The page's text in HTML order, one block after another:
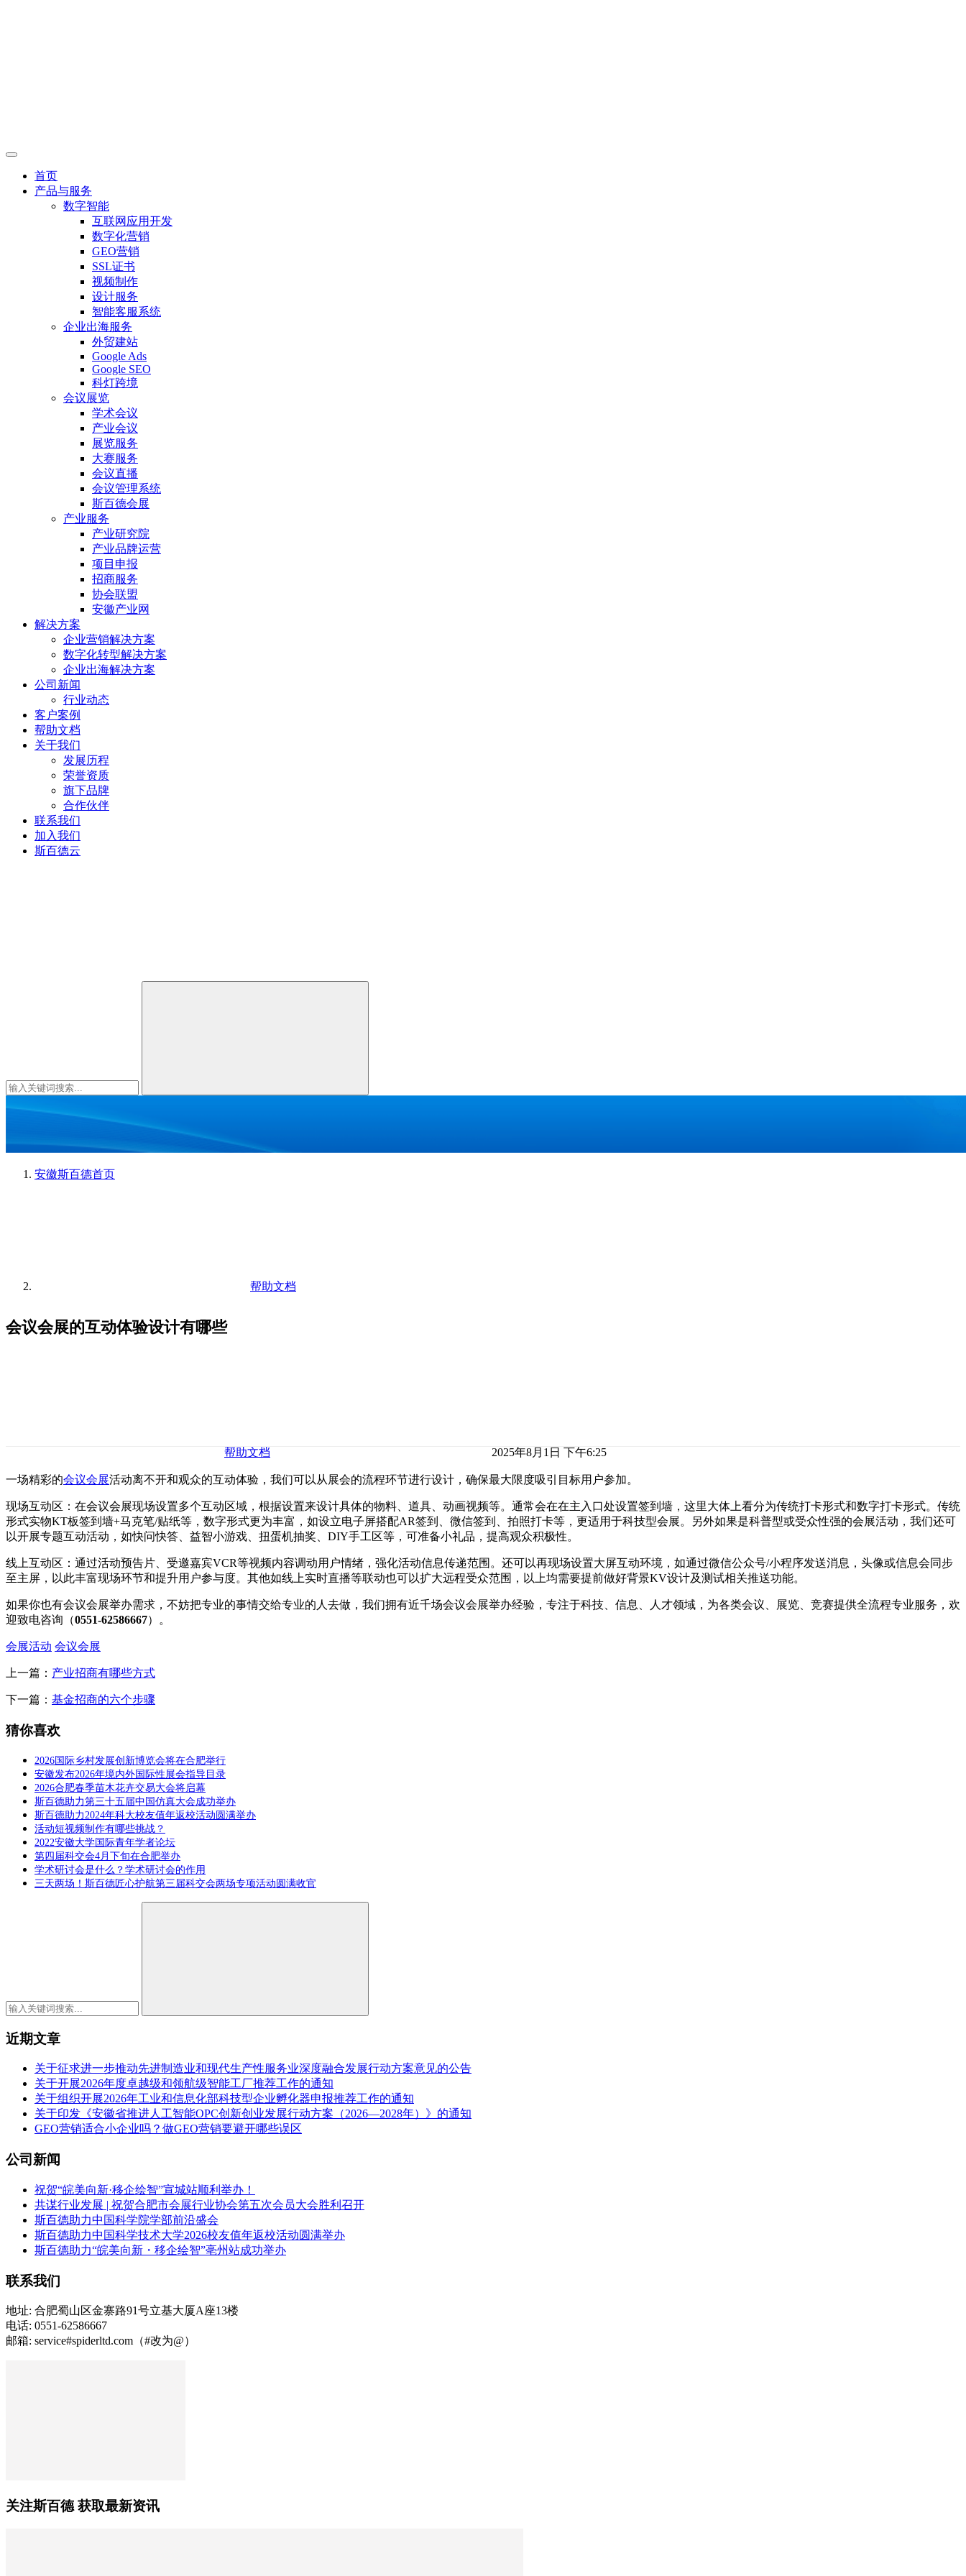
首页
产品与服务
数字智能
互联网应用开发
数字化营销
GEO营销
SSL证书
视频制作
设计服务
智能客服系统
企业出海服务
外贸建站
Google Ads
Google SEO
科灯跨境
会议展览
学术会议
产业会议
展览服务
大赛服务
会议直播
会议管理系统
斯百德会展
产业服务
产业研究院
产业品牌运营
项目申报
招商服务
协会联盟
安徽产业网
解决方案
企业营销解决方案
数字化转型解决方案
企业出海解决方案
公司新闻
行业动态
客户案例
帮助文档
关于我们
发展历程
荣誉资质
旗下品牌
合作伙伴
联系我们
加入我们
斯百德云
安徽斯百德首页
帮助文档
会议会展的互动体验设计有哪些
帮助文档 2025年8月1日 下午6:25
一场精彩的会议会展活动离不开和观众的互动体验，我们可以从展会的流程环节进行设计，确保最大限度吸引目标用户参加。
现场互动区：在会议会展现场设置多个互动区域，根据设置来设计具体的物料、道具、动画视频等。通常会在在主入口处设置签到墙，这里大体上看分为传统打卡形式和数字打卡形式。传统
形式实物KT板签到墙+马克笔/贴纸等，数字形式更为丰富，如设立电子屏搭配AR签到、微信签到、拍照打卡等，更适用于科技型会展。另外如果是科普型或受众性强的会展活动，我们还可
以开展专题互动活动，如快问快答、益智小游戏、扭蛋机抽奖、DIY手工区等，可准备小礼品，提高观众积极性。
线上互动区：通过活动预告片、受邀嘉宾VCR等视频内容调动用户情绪，强化活动信息传递范围。还可以再现场设置大屏互动环境，如通过微信公众号/小程序发送消息，头像或信息会同步
至主屏，以此丰富现场环节和提升用户参与度。其他如线上实时直播等联动也可以扩大远程受众范围，以上均需要提前做好背景KV设计及测试相关推送功能。
如果你也有会议会展举办需求，不妨把专业的事情交给专业的人去做，我们拥有近千场会议会展举办经验，专注于科技、信息、人才领域，为各类会议、展览、竞赛提供全流程专业服务，欢
迎致电咨询（0551-62586667）。
会展活动 会议会展
上一篇： 产业招商有哪些方式
下一篇： 基金招商的六个步骤
猜你喜欢
2026国际乡村发展创新博览会将在合肥举行
安徽发布2026年境内外国际性展会指导目录
2026合肥春季苗木花卉交易大会将启幕
斯百德助力第三十五届中国仿真大会成功举办
斯百德助力2024年科大校友值年返校活动圆满举办
活动短视频制作有哪些挑战？
2022安徽大学国际青年学者论坛
第四届科交会4月下旬在合肥举办
学术研讨会是什么？学术研讨会的作用
三天两场！斯百德匠心护航第三届科交会两场专项活动圆满收官
近期文章
关于征求进一步推动先进制造业和现代生产性服务业深度融合发展行动方案意见的公告
关于开展2026年度卓越级和领航级智能工厂推荐工作的通知
关于组织开展2026年工业和信息化部科技型企业孵化器申报推荐工作的通知
关于印发《安徽省推进人工智能OPC创新创业发展行动方案（2026—2028年）》的通知
GEO营销适合小企业吗？做GEO营销要避开哪些误区
公司新闻
祝贺“皖美向新·移企绘智”宣城站顺利举办！
共谋行业发展 | 祝贺合肥市会展行业协会第五次会员大会胜利召开
斯百德助力中国科学院学部前沿盛会
斯百德助力中国科学技术大学2026校友值年返校活动圆满举办
斯百德助力“皖美向新・移企绘智”亳州站成功举办
联系我们
地址: 合肥蜀山区金寨路91号立基大厦A座13楼
电话: 0551-62586667
邮箱: service#spiderltd.com（#改为@）
关注斯百德 获取最新资讯